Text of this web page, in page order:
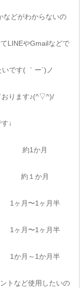
などがわからないの
LINEやGmailなどで
です( ｀ー´)ノ
おります♪(^▽^)/
↓
か月
１か月
月〜1ヶ月半
〜1ヶ月半
～1か月半
トなど使用したいの